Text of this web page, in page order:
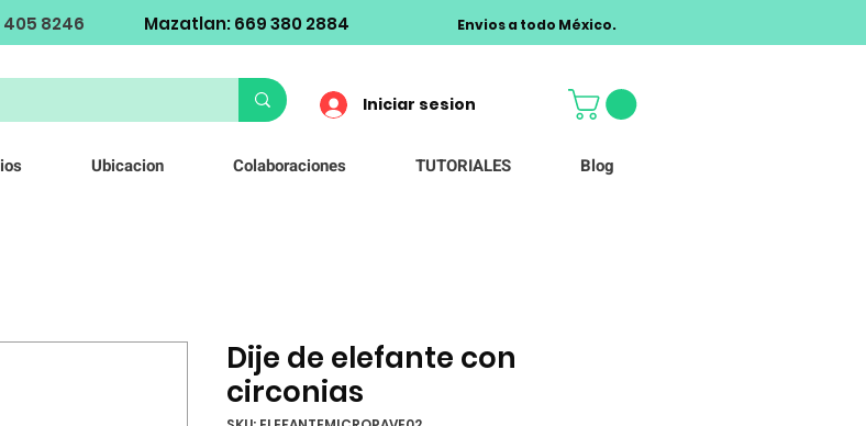
8246 Mazatlan: 669 380 2884 Envios a todo México.
Iniciar sesion
Ubicacion Colaboraciones TUTORIALES Blog
Dije de elefante con
circonias